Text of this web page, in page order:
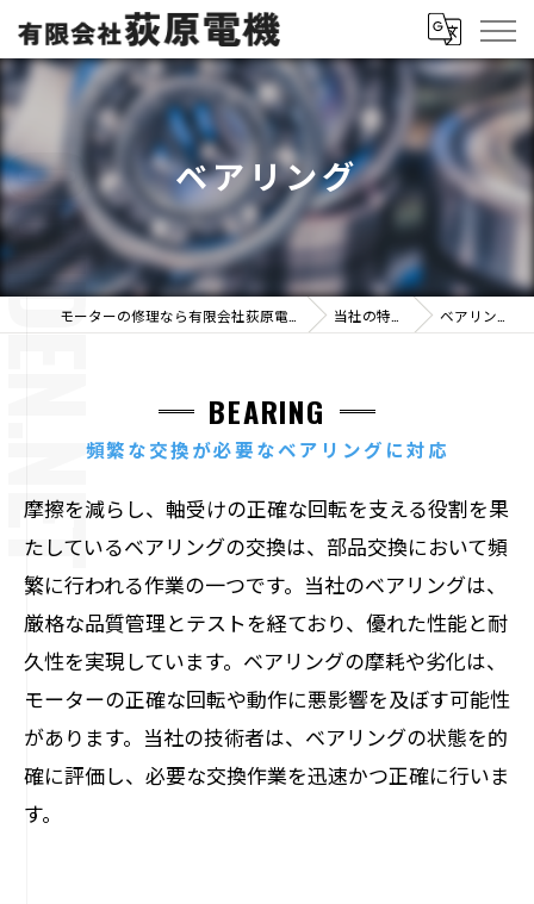
ベアリング
当社の特徴 ベアリング
頻繁な交換が必要なベアリングに対応
BEARING
摩擦を減らし、軸受けの正確な回転を支える役割を果
たしているベアリングの交換は、部品交換において頻
繁に行われる作業の一つです。当社のベアリングは、
厳格な品質管理とテストを経ており、優れた性能と耐
久性を実現しています。ベアリングの摩耗や劣化は、
モーターの正確な回転や動作に悪影響を及ぼす可能性
があります。当社の技術者は、ベアリングの状態を的
確に評価し、必要な交換作業を迅速かつ正確に行いま
す。